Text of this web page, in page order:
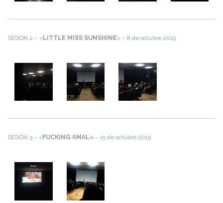
SESIÓN 2 – «LITTLE MISS SUNSHINE» – 8 de octubre 2019
SESIÓN 3 – «FUCKING AMAL» – 15 de octubre 2019